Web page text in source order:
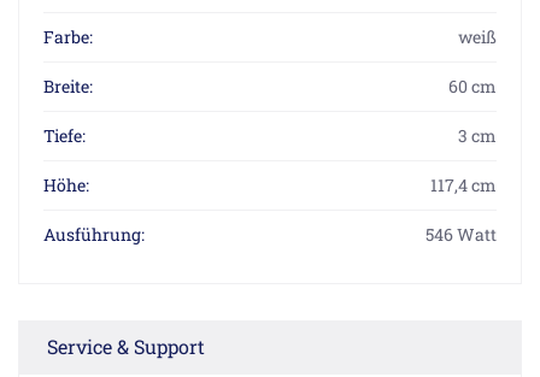
Farbe: weiß
Breite: 60 cm
Tiefe: 3 cm
Höhe: 117,4 cm
Ausführung: 546 Watt
Service & Support